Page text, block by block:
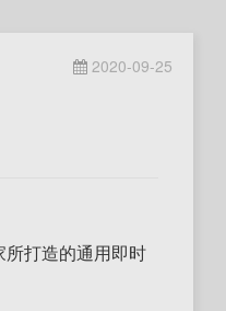
2020-09-25
打造的通用即时